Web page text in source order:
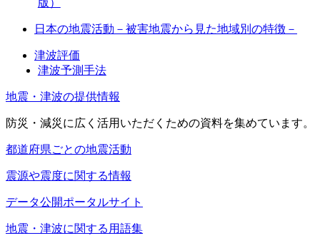
版）
日本の地震活動－被害地震から見た地域別の特徴－
津波評価
津波予測手法
地震・津波の提供情報
防災・減災に広く活用いただくための資料を集めています。
都道府県ごとの地震活動
震源や震度に関する情報
データ公開ポータルサイト
地震・津波に関する用語集